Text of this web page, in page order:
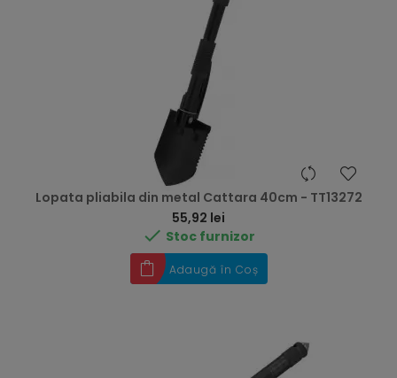
Lopata pliabila din metal Cattara 40cm - TT13272
55,92 lei
 Stoc furnizor
Adaugă în Coș